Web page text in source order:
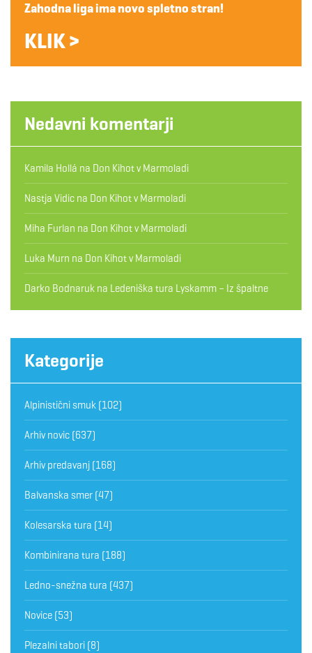
Zahodna liga ima novo spletno stran!
KLIK >
Nedavni komentarji
Kamila Hollá na Don Kihot v Marmoladi
Nastja Vidic na Don Kihot v Marmoladi
Miha Furlan na Don Kihot v Marmoladi
Luka Murn na Don Kihot v Marmoladi
Darko Bodnaruk na Ledeniška tura Lyskamm – Iz špaltne
Kategorije
Alpinistični smuk (102)
Arhiv novic (637)
Arhiv predavanj (168)
Balvanska smer (47)
Kolesarska tura (14)
Kombinirana tura (188)
Ledno-snežna tura (437)
Novice (53)
Plezalni tabori (8)